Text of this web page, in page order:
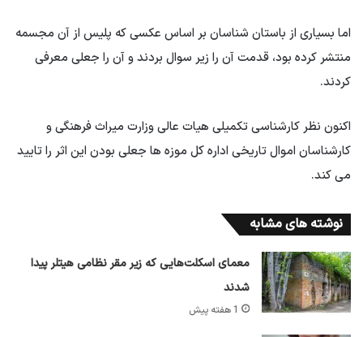
اما بسیاری از باستان شناسان بر اساس عکسی که پلیس از آن مجسمه
منتشر کرده بود، قدمت آن را زیر سوال بردند و آن را جعلی معرفی
کردند.
اکنون نظر کارشناسی تکمیلی هیات عالی وزارت میراث فرهنگی و
کارشناسان اموال تاریخی اداره کل موزه ها جعلی بودن این اثر را تایید
می کند.
نوشته های مشابه
معمای اسکلت‌هایی که زیر مقر نظامی هیتلر پیدا
شدند
1 هفته پیش